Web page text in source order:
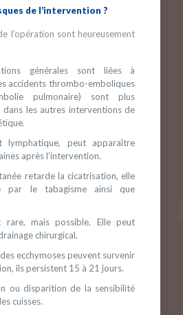
de l’intervention ?
l’opération sont heureusement
générales sont liées à
accidents thrombo-emboliques
pulmonaire) sont plus
dans les autres interventions de
lymphatique, peut apparaître
après l’intervention.
retarde la cicatrisation, elle
par le tabagisme ainsi que
rare, mais possible. Elle peut
chirurgical.
ecchymoses peuvent survenir
ils persistent 15 à 21 jours.
ou disparition de la sensibilité
cuisses.